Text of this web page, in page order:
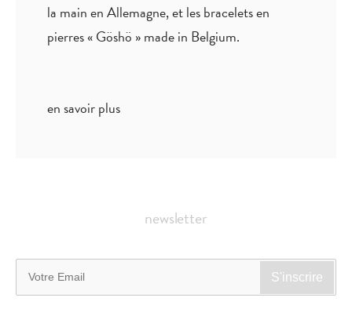
la main en Allemagne, et les bracelets en
pierres « Göshö » made in Belgium.
en savoir plus
newsletter